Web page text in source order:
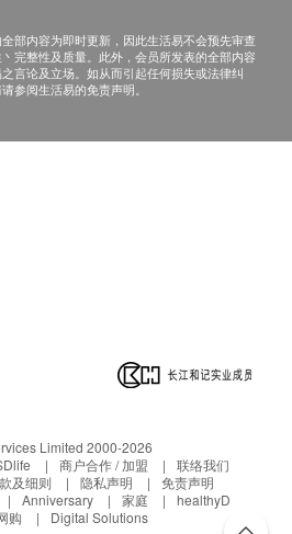
部内容为即时更新，因此生活易不会预先审查
完整性及质量。此外，会员所发表的全部内容
言论及立场。如从而引起任何损失或法律纠
参阅生活易的免责声明。
Limited 2000-2026
商户合作 / 加盟
联络我们
及细则 隐私声明
免责声明
Anniversary 家庭
healthyD
购
Digital Solutions